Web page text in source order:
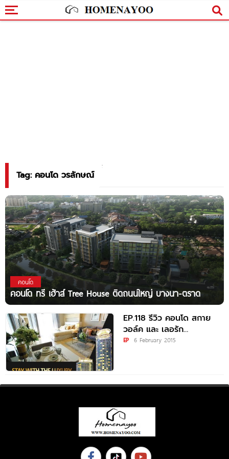
Tag: คอนโด วรลักษณ์
คอนโด
คอนโด ทรี เฮ้าส์ Tree House ติดถนนใหญ่ บางนา-ตราด
EP.118 รีวิว คอนโด สกาย
วอล์ค และ เลอรัก
คอนโดมิเนียม ใกล้ BTS
EP 6 February 2015